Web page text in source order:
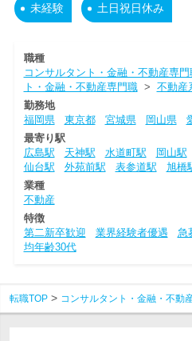
未経験 土日祝日休み
職種
コンサルタント・金融・不動産専
ト・金融・不動産専門職> 不動産
勤務地
福岡県
東京都 宮城県 岡山県
最寄り駅
広島駅
天神駅 水道町駅 岡山駅
仙台駅
外苑前駅 表参道駅
旭橋
業種
不動産
特徴
第二新卒歓迎
業界経験者優遇 急
均年齢30代
転職TOP コンサルタント・金融・不動